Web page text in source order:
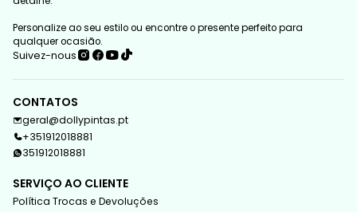
Personalize ao seu estilo ou encontre o presente perfeito para
qualquer ocasião.
Suivez-nous
CONTATOS
geral@dollypintas.pt
+351912018881
351912018881
SERVIÇO AO CLIENTE
Política Trocas e Devoluções